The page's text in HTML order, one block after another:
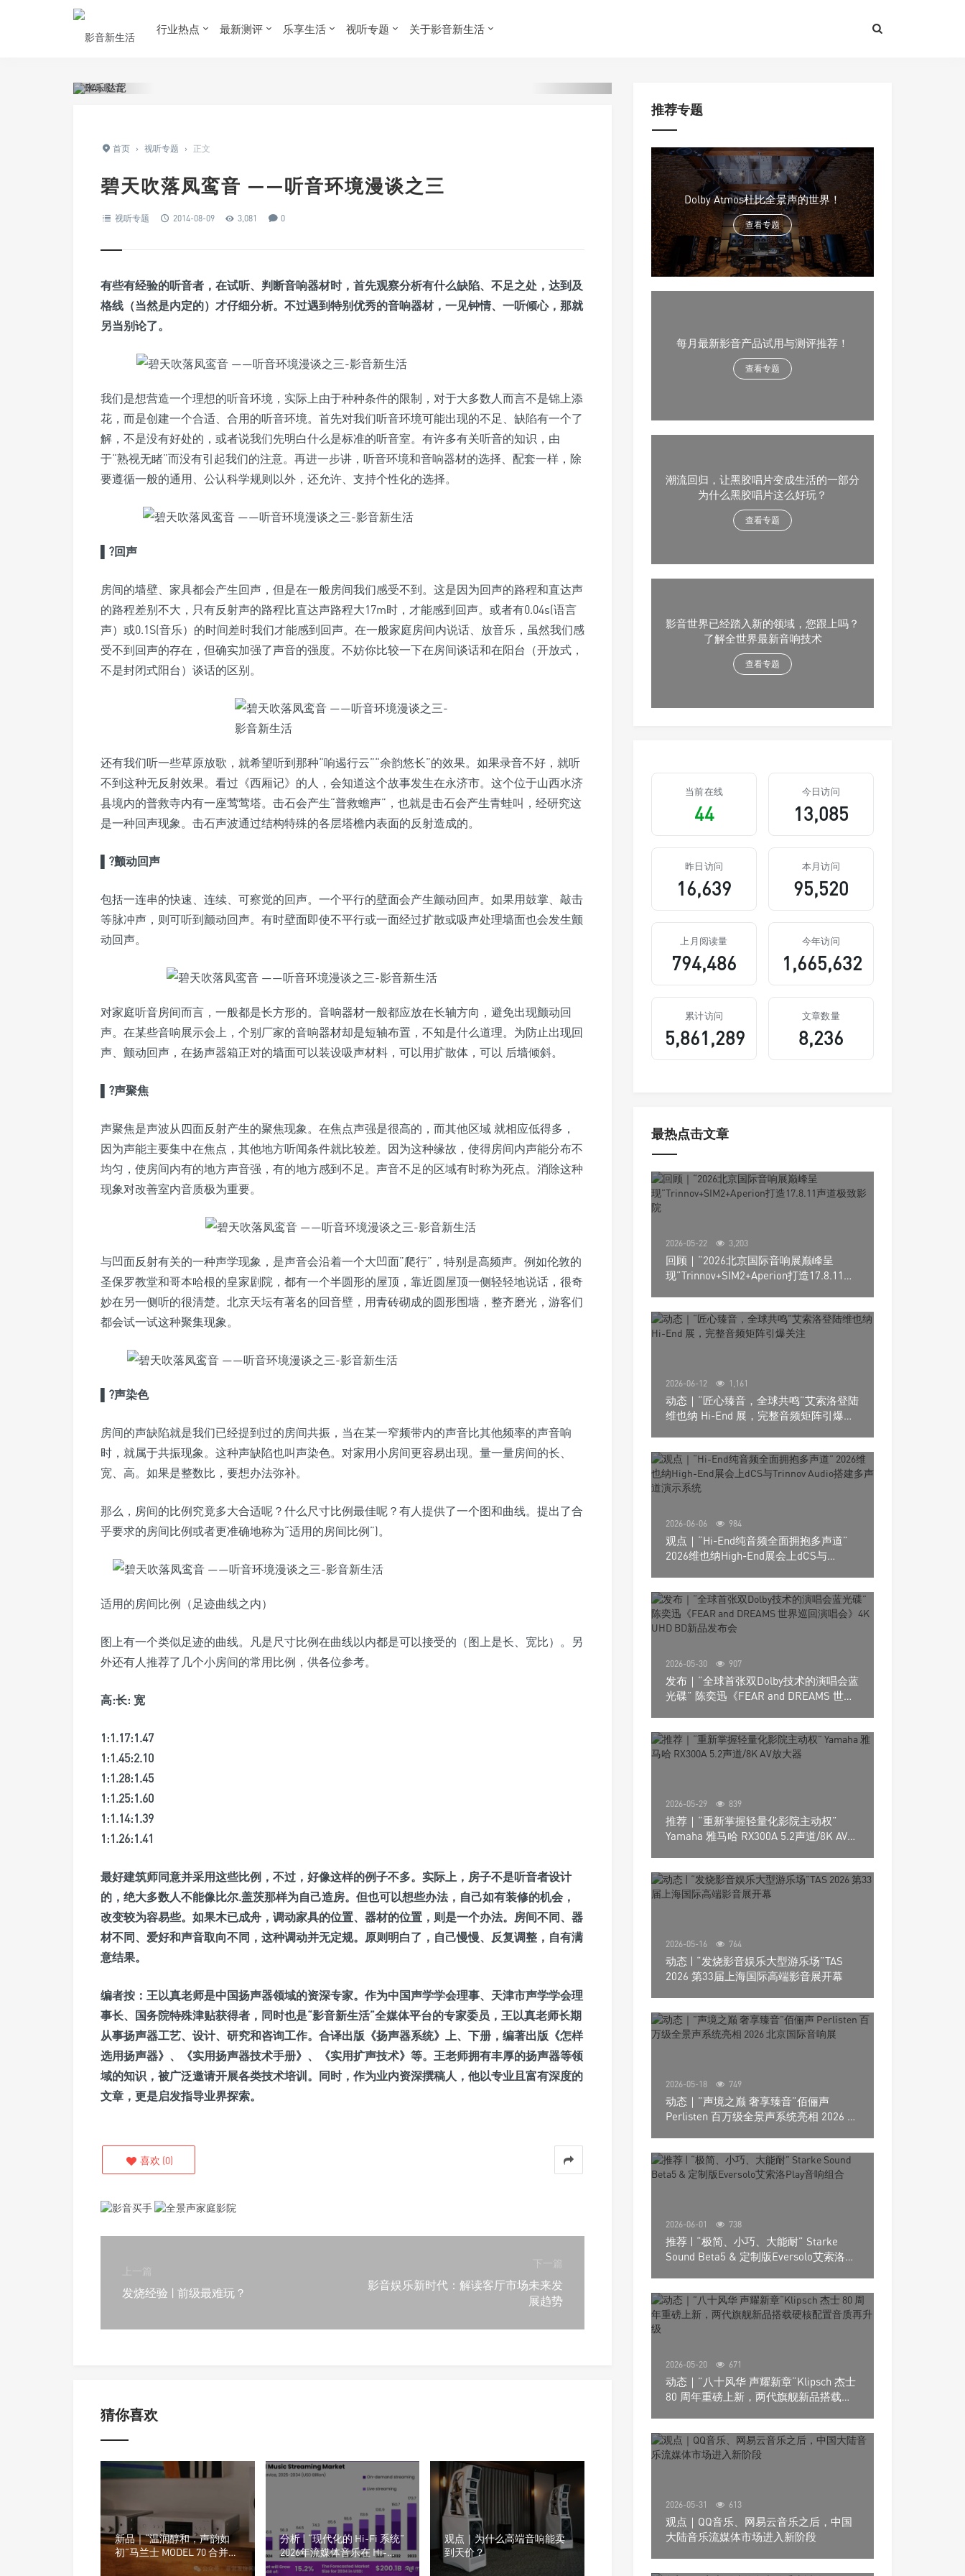
行业热点 最新测评 乐享生活 视听专题 关于影音新生活
首页 › 视听专题 › 正文
碧天吹落凤鸾音 ——听音环境漫谈之三
视听专题 2014-08-09 3,081 0
有些有经验的听音者，在试听、判断音响器材时，首先观察分析有什么缺陷、不足之处，达到及
格线（当然是内定的）才仔细分析。不过遇到特别优秀的音响器材，一见钟情、一听倾心，那就
另当别论了。
我们是想营造一个理想的听音环境，实际上由于种种条件的限制，对于大多数人而言不是锦上添
花，而是创建一个合适、合用的听音环境。首先对我们听音环境可能出现的不足、缺陷有一个了
解，不是没有好处的，或者说我们先明白什么是标准的听音室。有许多有关听音的知识，由
于“熟视无睹”而没有引起我们的注意。再进一步讲，听音环境和音响器材的选择、配套一样，除
要遵循一般的通用、公认科学规则以外，还允许、支持个性化的选择。
▌?回声
房间的墙壁、家具都会产生回声，但是在一般房间我们感受不到。这是因为回声的路程和直达声
的路程差别不大，只有反射声的路程比直达声路程大17m时，才能感到回声。或者有0.04s(语言
声）或0.1S(音乐）的时间差时我们才能感到回声。在一般家庭房间内说话、放音乐，虽然我们感
受不到回声的存在，但确实加强了声音的强度。不妨你比较一下在房间谈话和在阳台（开放式，
不是封闭式阳台）谈话的区别。
还有我们听一些草原放歌，就希望听到那种“响遏行云”“余韵悠长”的效果。如果录音不好，就听
不到这种无反射效果。看过《西厢记》的人，会知道这个故事发生在永济市。这个位于山西水济
县境内的普救寺内有一座莺莺塔。击石会产生“普救蟾声”，也就是击石会产生青蛙叫，经研究这
是一种回声现象。击石声波通过结构特殊的各层塔檐内表面的反射造成的。
▌?颤动回声
包括一连串的快速、连续、可察觉的回声。一个平行的壁面会产生颤动回声。如果用鼓掌、敲击
等脉冲声，则可听到颤动回声。有时壁面即使不平行或一面经过扩散或吸声处理墙面也会发生颤
动回声。
对家庭听音房间而言，一般都是长方形的。音响器材一般都应放在长轴方向，避免出现颤动回
声。在某些音响展示会上，个别厂家的音响器材却是短轴布置，不知是什么道理。为防止出现回
声、颤动回声，在扬声器箱正对的墙面可以装设吸声材料，可以用扩散体，可以 后墙倾斜。
▌?声聚焦
声聚焦是声波从四面反射产生的聚焦现象。在焦点声强是很高的，而其他区域 就相应低得多，
因为声能主要集中在焦点，其他地方听闻条件就比较差。因为这种缘故，使得房间内声能分布不
均匀，使房间内有的地方声音强，有的地方感到不足。声音不足的区域有时称为死点。消除这种
现象对改善室内音质极为重要。
与凹面反射有关的一种声学现象，是声音会沿着一个大凹面”爬行”，特别是高频声。例如伦敦的
圣保罗教堂和哥本哈根的皇家剧院，都有一个半圆形的屋顶，靠近圆屋顶一侧轻轻地说话，很奇
妙在另一侧听的很清楚。北京天坛有著名的回音壁，用青砖砌成的圆形围墙，整齐磨光，游客们
都会试一试这种聚集现象。
▌?声染色
房间的声缺陷就是我们已经提到过的房间共振，当在某一窄频带内的声音比其他频率的声音响
时，就属于共振现象。这种声缺陷也叫声染色。对家用小房间更容易出现。量一量房间的长、
宽、高。如果是整数比，要想办法弥补。
那么，房间的比例究竟多大合适呢？什么尺寸比例最佳呢？有人提供了一个图和曲线。提出了合
乎要求的房间比例或者更准确地称为“适用的房间比例”)。
适用的房间比例（足迹曲线之内）
图上有一个类似足迹的曲线。凡是尺寸比例在曲线以内都是可以接受的（图上是长、宽比）。另
外还有人推荐了几个小房间的常用比例，供各位参考。
高:长: 宽
1:1.17:1.47
1:1.45:2.10
1:1.28:1.45
1:1.25:1.60
1:1.14:1.39
1:1.26:1.41
最好建筑师同意并采用这些比例，不过，好像这样的例子不多。实际上，房子不是听音者设计
的，绝大多数人不能像比尔.盖茨那样为自己造房。但也可以想些办法，自己如有装修的机会，
改变较为容易些。如果木已成舟，调动家具的位置、器材的位置，则是一个办法。房间不同、器
材不同、爱好和声音取向不同，这种调动并无定规。原则明白了，自己慢慢、反复调整，自有满
意结果。
编者按： 王以真老师是中国扬声器领域的资深专家。作为中国声学学会理事、天津市声学学会理
事长、国务院特殊津贴获得者，同时也是“影音新生活”全媒体平台的专家委员，王以真老师长期
从事扬声器工艺、设计、研究和咨询工作。合译出版《扬声器系统》上、下册，编著出版《怎样
选用扬声器》、《实用扬声器技术手册》、《实用扩声技术》等。王老师拥有丰厚的扬声器等领
域的知识，被广泛邀请开展各类技术培训。同时，作为业内资深撰稿人，他以专业且富有深度的
文章，更是启发指导业界探索。
喜欢 (0)
上一篇
发烧经验 | 前级最难玩？
下一篇
影音娱乐新时代：解读客厅市场未来发
展趋势
猜你喜欢
新品｜“温润醇和，声韵如
初”马兰士 MODEL 70 合并功
放 & CD 70 播放器正式发布
分析 | “现代化的 Hi-Fi 系统”
2026年流媒体音乐在 Hi-
Fi（高保真）市场的表现
观点｜为什么高端音响能卖
到天价？
推荐专题
Dolby Atmos杜比全景声的世界！
查看专题
每月最新影音产品试用与测评推荐！
查看专题
潮流回归，让黑胶唱片变成生活的一部分
为什么黑胶唱片这么好玩？
查看专题
影音世界已经踏入新的领域，您跟上吗？
了解全世界最新音响技术
查看专题
当前在线
44
今日访问
13,085
昨日访问
16,639
本月访问
95,520
上月阅读量
794,486
今年访问
1,665,632
累计访问
5,861,289
文章数量
8,236
最热点击文章
2026-05-22 3,203
回顾｜“2026北京国际音响展巅峰呈
现”Trinnov+SIM2+Aperion打造17.8.11声
2026-06-12 1,161
动态｜“匠心臻音，全球共鸣”艾索洛登陆
维也纳 Hi-End 展，完整音频矩阵引爆关
2026-06-06 984
观点｜“Hi-End纯音频全面拥抱多声道”
2026维也纳High-End展会上dCS与
2026-05-30 907
发布｜“全球首张双Dolby技术的演唱会蓝
光碟” 陈奕迅《FEAR and DREAMS 世界
2026-05-29 839
推荐｜“重新掌握轻量化影院主动权”
Yamaha 雅马哈 RX300A 5.2声道/8K AV放
2026-05-16 764
动态 | “发烧影音娱乐大型游乐场”TAS
2026 第33届上海国际高端影音展开幕
2026-05-18 749
动态｜”声境之巅 奢享臻音”佰俪声
Perlisten 百万级全景声系统亮相 2026 北
2026-06-01 738
推荐 | “极简、小巧、大能耐” Starke
Sound Beta5 & 定制版Eversolo艾索洛
2026-05-20 671
动态｜”八十风华 声耀新章“Klipsch 杰士
80 周年重磅上新，两代旗舰新品搭载硬
2026-05-31 613
观点｜QQ音乐、网易云音乐之后，中国
大陆音乐流媒体市场进入新阶段